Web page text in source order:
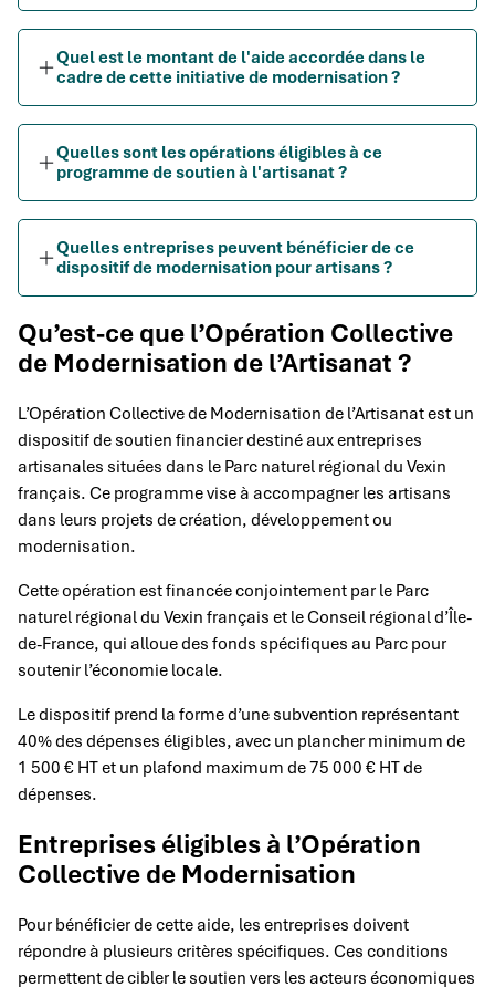
Quel est le montant de l'aide accordée dans le
cadre de cette initiative de modernisation ?
Quelles sont les opérations éligibles à ce
programme de soutien à l'artisanat ?
Quelles entreprises peuvent bénéficier de ce
dispositif de modernisation pour artisans ?
Qu’est-ce que l’Opération Collective
de Modernisation de l’Artisanat ?
L’Opération Collective de Modernisation de l’Artisanat est un
dispositif de soutien financier destiné aux entreprises
artisanales situées dans le Parc naturel régional du Vexin
français. Ce programme vise à accompagner les artisans
dans leurs projets de création, développement ou
modernisation.
Cette opération est financée conjointement par le Parc
naturel régional du Vexin français et le Conseil régional d’Île-
de-France, qui alloue des fonds spécifiques au Parc pour
soutenir l’économie locale.
Le dispositif prend la forme d’une subvention représentant
40% des dépenses éligibles, avec un plancher minimum de
1 500 € HT et un plafond maximum de 75 000 € HT de
dépenses.
Entreprises éligibles à l’Opération
Collective de Modernisation
Pour bénéficier de cette aide, les entreprises doivent
répondre à plusieurs critères spécifiques. Ces conditions
permettent de cibler le soutien vers les acteurs économiques